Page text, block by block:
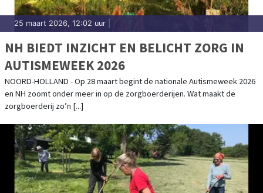
25 maart 2026, 12:02 uur
NH BIEDT INZICHT EN BELICHT ZORG IN
AUTISMEWEEK 2026
NOORD-HOLLAND - Op 28 maart begint de nationale Autismeweek 2026
en NH zoomt onder meer in op de zorgboerderijen. Wat maakt de
zorgboerderij zo’n [...]